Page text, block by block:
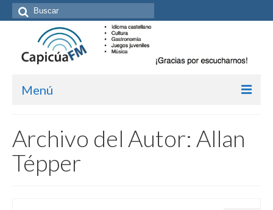
Buscar
por:
Menú
Kit de medios
Cómo suscribirte
Archivo del Autor: Allan
Tépper